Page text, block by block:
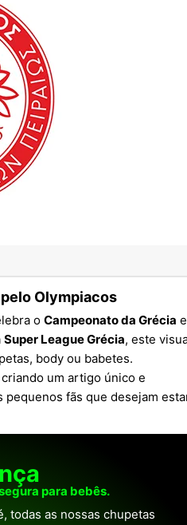
Olympiacos
o Campeonato da Grécia
Super League Grécia, este
body ou babetes.
criando um artigo único e
pequenos fãs que desejam
para bebês.
todas as nossas chupetas